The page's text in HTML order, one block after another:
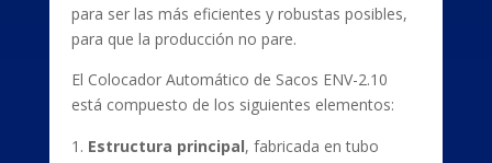
para ser las más eficientes y robustas posibles,
para que la producción no pare.
El Colocador Automático de Sacos ENV-2.10
está compuesto de los siguientes elementos:
Estructura principal, fabricada en tubo